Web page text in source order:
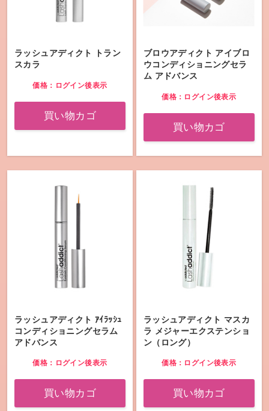
ラッシュアディクト トラン
スカラ
価格：ログイン後表示
買い物カゴ
ブロウアディクト アイブロ
ウコンディショニングセラ
ム アドバンス
価格：ログイン後表示
買い物カゴ
ラッシュアディクト ｱｲﾗｯｼｭ
コンディショニングセラム
アドバンス
価格：ログイン後表示
買い物カゴ
ラッシュアディクト マスカ
ラ メジャーエクステンショ
ン（ロング）
価格：ログイン後表示
買い物カゴ